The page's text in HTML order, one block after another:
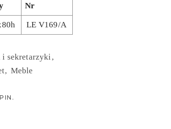
Nr
LE V169/A
i sekretarzyki
Meble
PIN